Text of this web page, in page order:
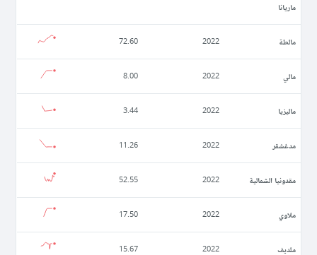
ماريانا
مالطة 2022
72.60
مالي 2022
8.00
ماليزيا 2022
3.44
مدغشقر 2022
11.26
مقدونيا الشمالية 2022
52.55
ملاوي 2022
17.50
ملديف 2022
15.67